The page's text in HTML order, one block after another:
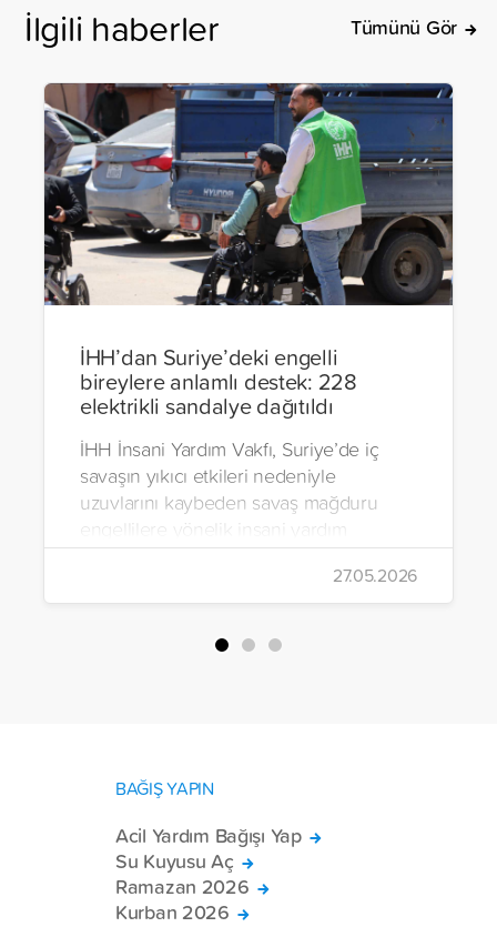
İlgili haberler Tümünü Gör
İHH’dan Suriye’deki engelli
bireylere anlamlı destek: 228
elektrikli sandalye dağıtıldı
İHH İnsani Yardım Vakfı, Suriye’de iç
savaşın yıkıcı etkileri nedeniyle
uzuvlarını kaybeden savaş mağduru
engellilere yönelik insani yardım
çalışmalarını aralıksız sürdürüyor. Vakıf,
yürütülen son projeyle Suriye’nin Şam,
Halep, Hama, Humus ve İdlib
bölgelerinde zor şartlarda yaşayan
27.05.2026
BAĞIŞ YAPIN
Acil Yardım Bağışı Yap
Su Kuyusu Aç
Ramazan 2026
Kurban 2026